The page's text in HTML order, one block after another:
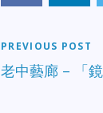
PREVIOUS POST
老中藝廊 – 「